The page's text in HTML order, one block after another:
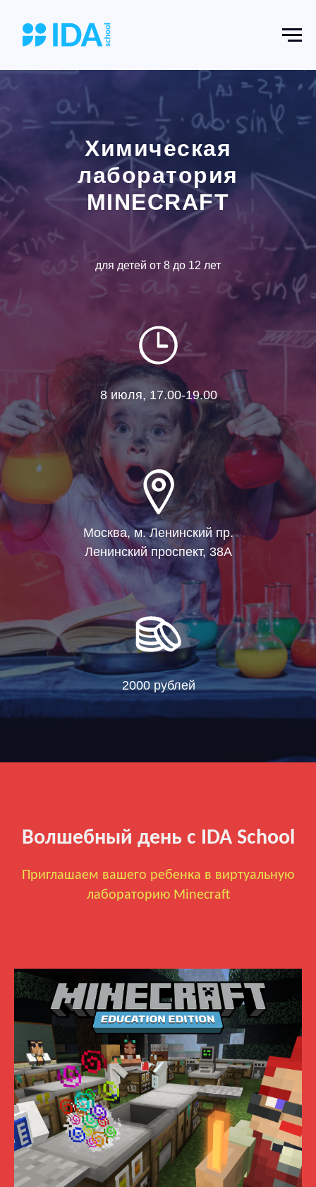
Химическая
лаборатория
MINECRAFT
8 июля, 17.00-19.00
Москва, м. Ленинский пр.
Ленинский проспект, 38А
2000 рублей
для детей от 8 до 12 лет
Волшебный день с IDA School
Приглашаем вашего ребенка в виртуальную
лабораторию Minecraft